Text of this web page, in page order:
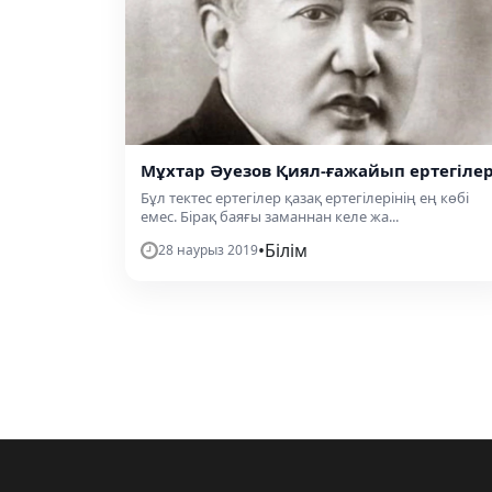
Мұхтар Әуезов Қиял-ғажайып
Бұл тектес ертегілер қазақ ертегілерінің ең көбі
емес. Бірақ баяғы заманнан келе жа...
28 наурыз 2019•Білім